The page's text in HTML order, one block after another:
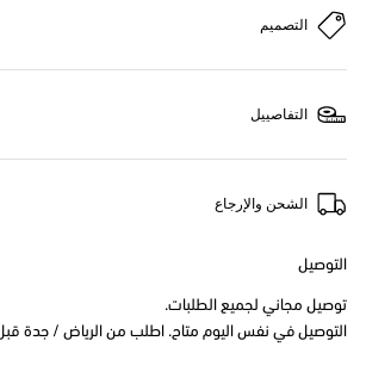
التصميم
التفاصييل
الشحن والإرجاع
التوصيل
توصيل مجاني لجميع الطلبات.
التوصيل في نفس اليوم متاح. اطلب من الرياض / جدة قبل